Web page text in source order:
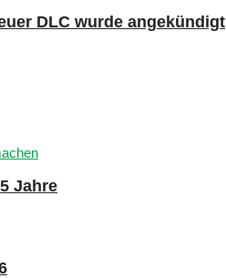
DLC wurde angekündigt
Jahre